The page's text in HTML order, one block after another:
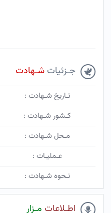
جـزئیات شـهادت
تـاریخ شـهادت :
کـشور شـهادت :
مـحل شـهادت :
عـملیـات :
نـحوه شـهادت :
اطـلاعات مـزار